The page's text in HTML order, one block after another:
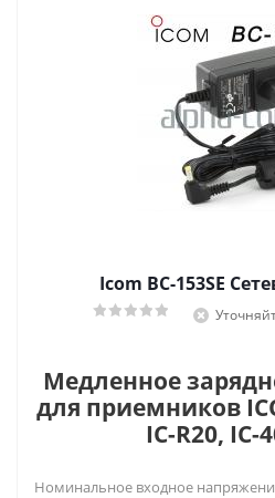
Icom BC-153SE
Медленное
для приемников
IC-R20, IC-
Номинальное входное